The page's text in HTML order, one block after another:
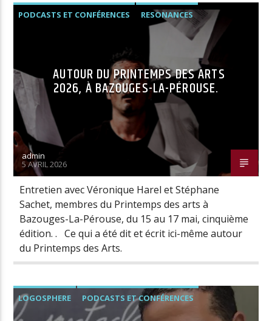
PODCASTS ET CONFÉRENCES RESONANCES
AUTOUR DU PRINTEMPS DES ARTS
2026, À BAZOUGES-LA-PÉROUSE.
admin
5 AVRIL 2026
Entretien avec Véronique Harel et Stéphane
Sachet, membres du Printemps des arts à
Bazouges-La-Pérouse, du 15 au 17 mai, cinquième
édition. . Ce qui a été dit et écrit ici-même autour
du Printemps des Arts.
LOGOSPHERE PODCASTS ET CONFÉRENCES